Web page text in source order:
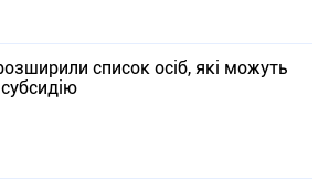
список осіб, які можуть